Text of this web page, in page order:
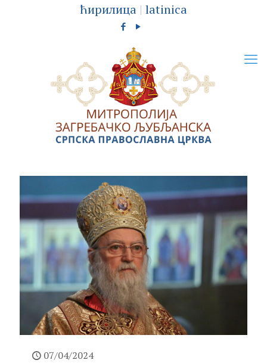
ћирилица | latinica
07/04/2024